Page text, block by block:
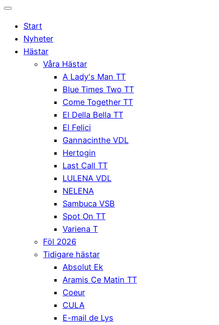
Start
Nyheter
Hästar
Våra Hästar
A Lady's Man TT
Blue Times Two TT
Come Together TT
El Della Bella TT
El Felici
Gannacinthe VDL
Hertogin
Last Call TT
LULENA VDL
NELENA
Sambuca VSB
Spot On TT
Variena T
Föl 2026
Tidigare hästar
Absolut Ek
Aramis Ce Matin TT
Coeur
CULA
E-mail de Lys